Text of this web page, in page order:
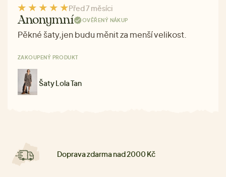
Před 7 měsíci
Anonymní OVĚŘENÝ NÁKUP
Pěkné šaty,jen budu měnit za menší velikost.
ZAKOUPENÝ PRODUKT
Šaty Lola Tan
Doprava zdarma nad 2000 Kč